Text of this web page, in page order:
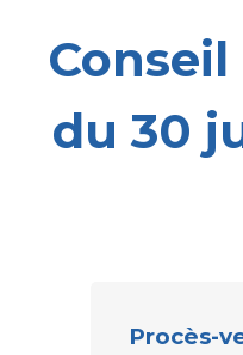
du 30
Procès-